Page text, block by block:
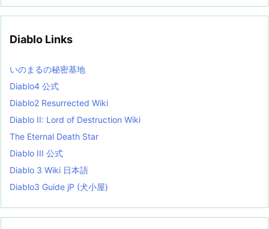
e
i
s
t
Diablo Links
いのまるの秘密基地
Diablo4 公式
Diablo2 Resurrected Wiki
Diablo II: Lord of Destruction Wiki
The Eternal Death Star
Diablo III 公式
Diablo 3 Wiki 日本語
Diablo3 Guide jP (犬小屋)